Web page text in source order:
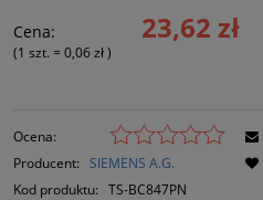
Cena: 23,62 zł
(1 szt. = 0,06 zł)
Ocena:
Producent: SIEMENS A.G.
Kod produktu: TS-BC847PN